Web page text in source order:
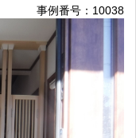
事例番号：10038